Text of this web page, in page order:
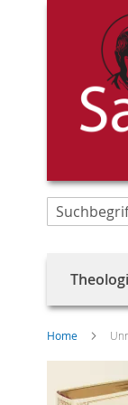
Suche
Home